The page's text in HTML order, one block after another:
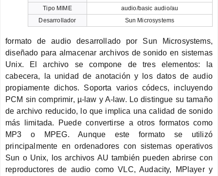
Tipo MIME
audio/basic audio/au
Desarrollador
Sun Microsystems
formato de audio desarrollado por Sun Microsystems,
diseñado para almacenar archivos de sonido en sistemas
Unix. El archivo se compone de tres elementos: la
cabecera, la unidad de anotación y los datos de audio
propiamente dichos. Soporta varios códecs, incluyendo
PCM sin comprimir, µ-law y A-law. Lo distingue su tamaño
de archivo reducido, lo que implica una calidad de sonido
más limitada. Puede convertirse a otros formatos como
MP3 o MPEG. Aunque este formato se utilizó
principalmente en ordenadores con sistemas operativos
Sun o Unix, los archivos AU también pueden abrirse con
reproductores de audio como VLC, Audacity, MPlayer y